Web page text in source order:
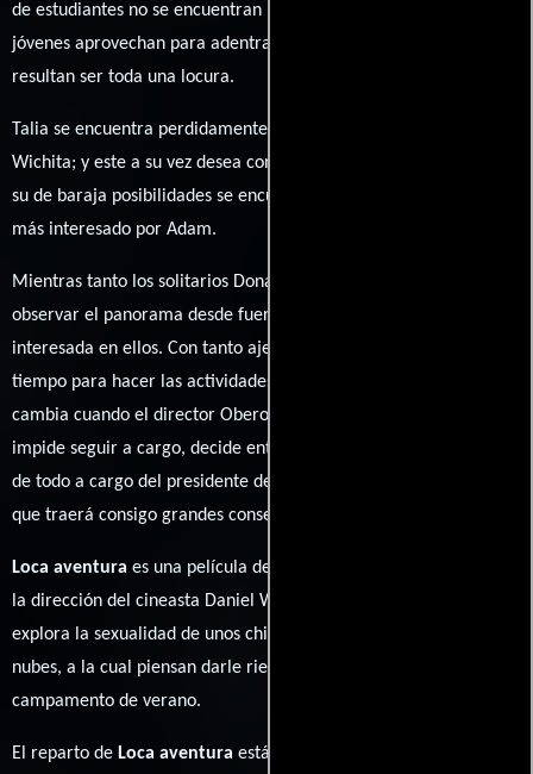
de estudiantes no se encuentran pendientes del monitoreo, los
jóvenes aprovechan para adentrarse en líos de faldas que
resultan ser toda una locura.
Talia se encuentra perdidamente enamorada del chico malo,
Wichita; y este a su vez desea con todo fervor a Endy; que entre
su de baraja posibilidades se encuentra Pixel, aunque esta está
más interesado por Adam.
Mientras tanto los solitarios Donald y Jasper solo les queda
observar el panorama desde fuera pues ninguna chica está
interesada en ellos. Con tanto ajetreo, los jóvenes no tienen
tiempo para hacer las actividades del campamento, aunque esto
cambia cuando el director Oberon, sufre una herida que le
impide seguir a cargo, decide entonces dejar el funcionamiento
de todo a cargo del presidente de los estudiantes, una decisión
que traerá consigo grandes consecuencias.
Loca aventura es una película de comedia que se encuentra bajo
la dirección del cineasta Daniel Waters. Una comedia juvenil que
explora la sexualidad de unos chicos con las hormonas por las
nubes, a la cual piensan darle rienda suelte durante el
campamento de verano.
El reparto de Loca aventura está conformado por jóvenes